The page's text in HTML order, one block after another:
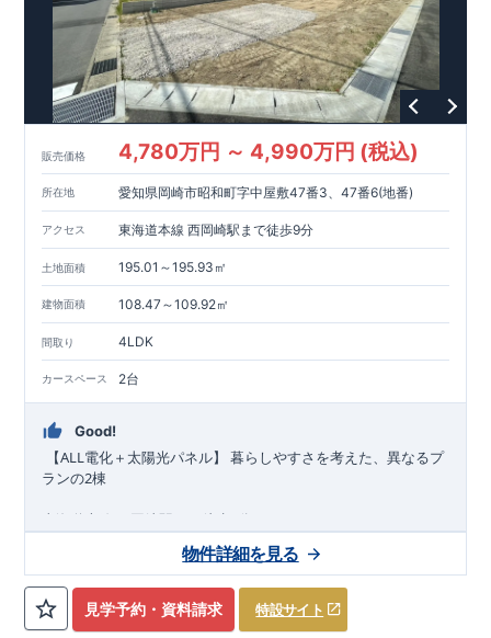
販売価格 4,780万円 ～ 4,990万円 (税込)
所在地 愛知県岡崎市昭和町字中屋敷47番3、47番6(地番)
アクセス 東海道本線 西岡崎駅まで徒歩9分
土地面積 195.01～195.93㎡
建物面積 108.47～109.92㎡
間取り 4LDK
カースペース 2台
Good!
【ALL電化＋太陽光パネル】
暮らしやすさを考えた、異なるプ
ランの2棟
東海道本線 西岡崎駅まで徒歩
分
下旬完成予定
近隣の完成物件のご案内可能！まずはお気軽にお問い合わせ
を！
見学予約・資料請求 特設サイト
物件詳細を見る